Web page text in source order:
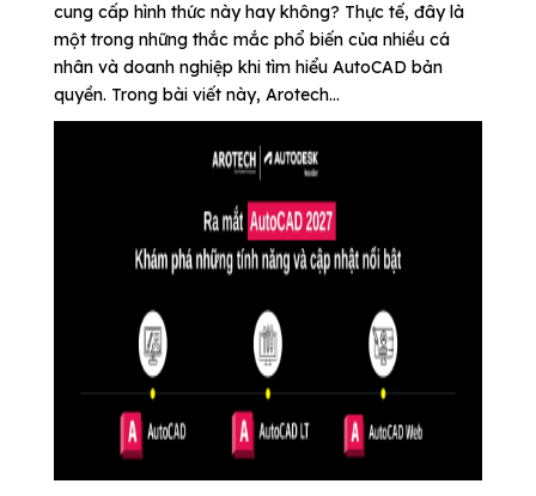
cung cấp hình thức này hay không? Thực tế, đây là
một trong những thắc mắc phổ biến của nhiều cá
nhân và doanh nghiệp khi tìm hiểu AutoCAD bản
quyền. Trong bài viết này, Arotech...